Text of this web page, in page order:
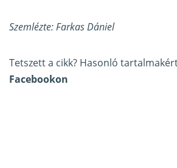
Szemlézte: Farkas Dániel
Tetszett a cikk? Hasonló
Facebookon